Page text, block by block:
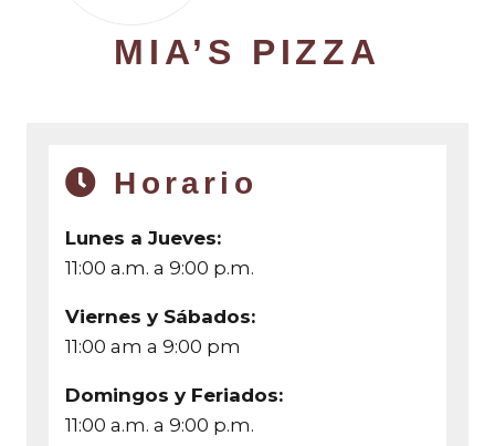
MIA’S PIZZA
Horario
Lunes a Jueves:
11:00 a.m. a 9:00 p.m.
Viernes y Sábados:
11:00 am a 9:00 pm
Domingos y Feriados:
11:00 a.m. a 9:00 p.m.